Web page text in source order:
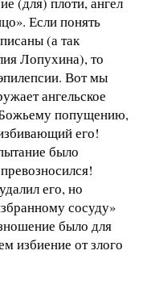
Если понять
(а так
Лопухина), то
Вот мы
ангельское
попущению,
его!
было
его, но
сосуду»
было для
избиение от злого